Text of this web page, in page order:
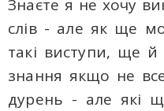
Знаєте я не хочу
слів - але як ще
такі виступи, ще й
знання якщо не
дурень - але які